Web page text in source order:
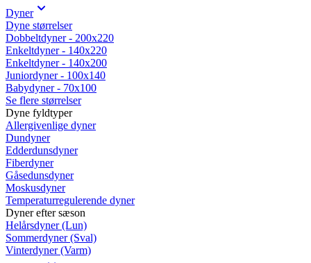
Dyner
Dyne størrelser
Dobbeltdyner - 200x220
Enkeltdyner - 140x220
Enkeltdyner - 140x200
Juniordyner - 100x140
Babydyner - 70x100
Se flere størrelser
Dyne fyldtyper
Allergivenlige dyner
Dundyner
Edderdunsdyner
Fiberdyner
Gåsedunsdyner
Moskusdyner
Temperaturregulerende dyner
Dyner efter sæson
Helårsdyner (Lun)
Sommerdyner (Sval)
Vinterdyner (Varm)